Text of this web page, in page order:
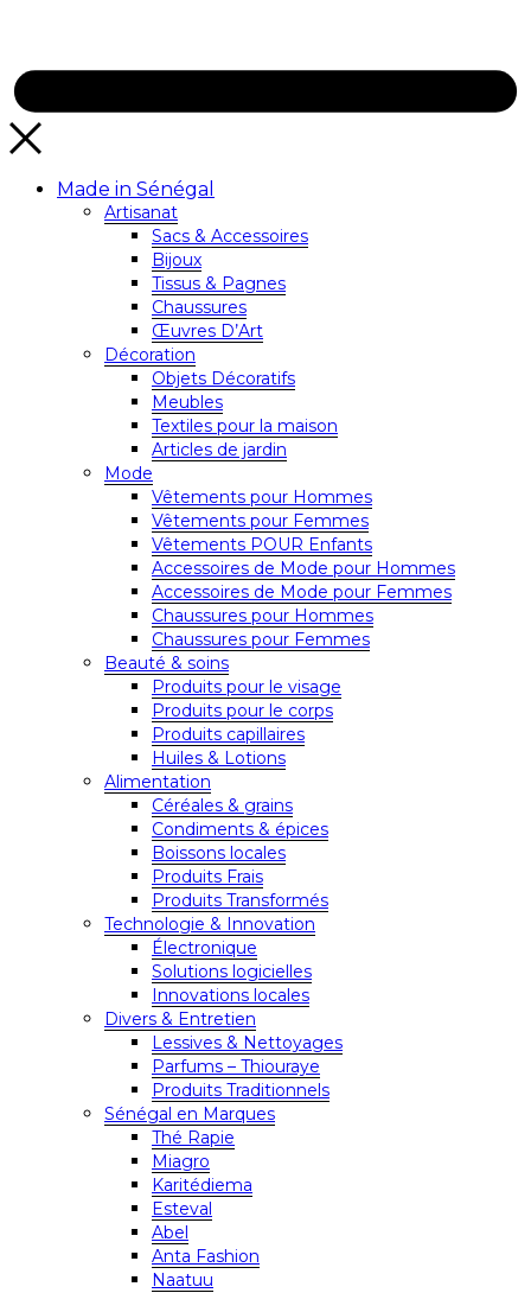
Made in Sénégal
Artisanat
Sacs & Accessoires
Bijoux
Tissus & Pagnes
Chaussures
Œuvres D’Art
Décoration
Objets Décoratifs
Meubles
Textiles pour la maison
Articles de jardin
Mode
Vêtements pour Hommes
Vêtements pour Femmes
Vêtements POUR Enfants
Accessoires de Mode pour Hommes
Accessoires de Mode pour Femmes
Chaussures pour Hommes
Chaussures pour Femmes
Beauté & soins
Produits pour le visage
Produits pour le corps
Produits capillaires
Huiles & Lotions
Alimentation
Céréales & grains
Condiments & épices
Boissons locales
Produits Frais
Produits Transformés
Technologie & Innovation
Électronique
Solutions logicielles
Innovations locales
Divers & Entretien
Lessives & Nettoyages
Parfums – Thiouraye
Produits Traditionnels
Sénégal en Marques
Thé Rapie
Miagro
Karitédiema
Esteval
Abel
Anta Fashion
Naatuu